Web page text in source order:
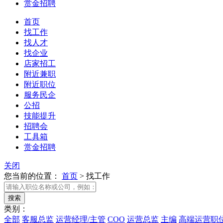
赏金招聘
首页
找工作
找人才
找企业
店家招工
附近兼职
附近职位
服务民企
公招
技能提升
招聘会
工具箱
赏金招聘
关闭
您当前的位置： 首页 > 找工作
类别：
全部 客服总监 运营经理/主管 COO 运营总监 主编 高端运营职